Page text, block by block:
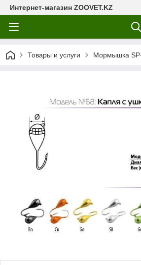
Интернет-магазин ZOOVET.KZ
Товары и услуги Мормышка